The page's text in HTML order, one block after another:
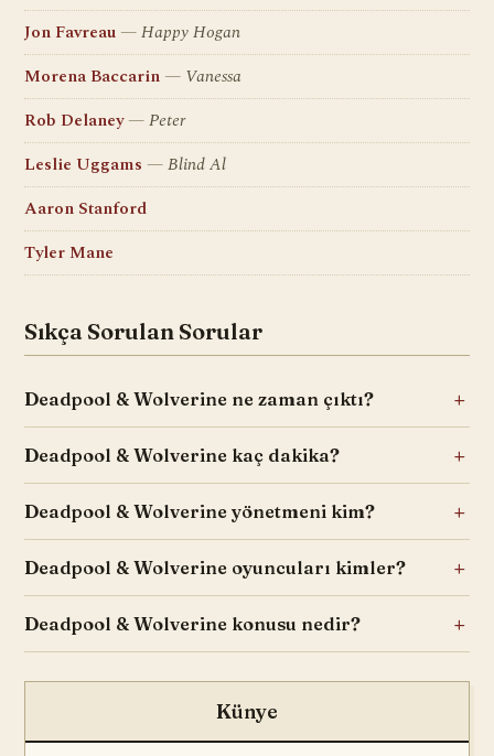
Jon Favreau
Happy Hogan
Morena Baccarin
Vanessa
Rob Delaney
Peter
Leslie Uggams
Blind Al
Aaron Stanford
Tyler Mane
Sıkça Sorulan Sorular
Deadpool & Wolverine ne zaman çıktı?
Deadpool & Wolverine kaç dakika?
Deadpool & Wolverine yönetmeni kim?
Deadpool & Wolverine oyuncuları kimler?
Deadpool & Wolverine konusu nedir?
Künye